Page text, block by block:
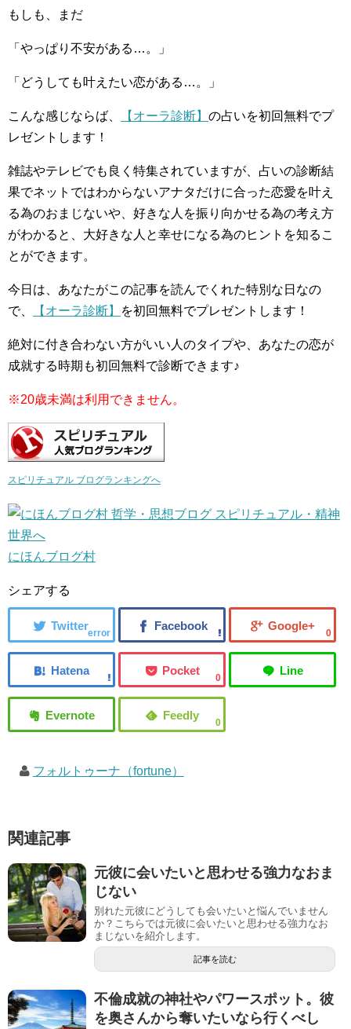
もしも、まだ
「やっぱり不安がある…。」
「どうしても叶えたい恋がある…。」
こんな感じならば、 【オーラ診断】 の占いを初回無料でプ
レゼントします！
雑誌やテレビでも良く特集されていますが、占いの診断結
果でネットではわからないアナタだけに合った恋愛を叶え
る為のおまじないや、好きな人を振り向かせる為の考え方
がわかると、大好きな人と幸せになる為のヒントを知るこ
とができます。
今日は、あなたがこの記事を読んでくれた特別な日なの
で、
【オーラ診断】 を初回無料でプレゼントします！
絶対に付き合わない方がいい人のタイプや、あなたの恋が
成就する時期も初回無料で診断できます♪
※20歳未満は利用できません。
スピリチュアル ブログランキングへ
にほんブログ村
シェアする
error 0
0
0
フォルトゥーナ（fortune）
関連記事
元彼に会いたいと思わせる強力なおま
じない
別れた元彼にどうしても会いたいと悩んでいません
か？こちらでは元彼に会いたいと思わせる強力なお
まじないを紹介します。
記事を読む
不倫成就の神社やパワースポット。彼
を奥さんから奪いたいなら行くべし